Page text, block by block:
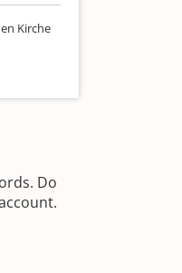
Kirche
Do